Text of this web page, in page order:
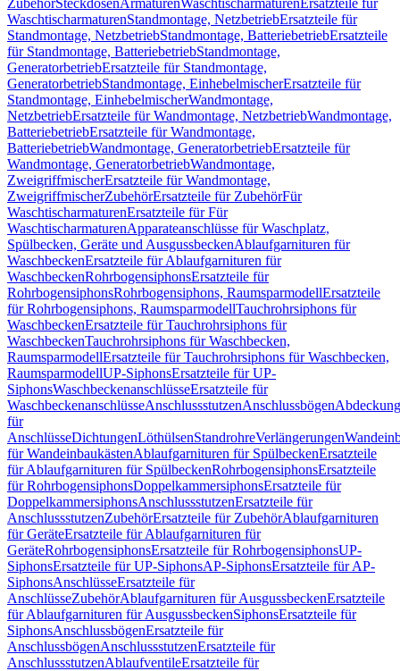
ZubehörSteckdosenArmaturenWaschtischarmaturen Ersatzteile für
WaschtischarmaturenStandmontage, NetzbetriebErsatzteile für
Standmontage, NetzbetriebStandmontage, BatteriebetriebErsatzteile
für Standmontage, BatteriebetriebStandmontage,
GeneratorbetriebErsatzteile für Standmontage,
GeneratorbetriebStandmontage, EinhebelmischerErsatzteile für
Standmontage, EinhebelmischerWandmontage,
NetzbetriebErsatzteile für Wandmontage, NetzbetriebWandmontage,
BatteriebetriebErsatzteile für Wandmontage,
BatteriebetriebWandmontage, GeneratorbetriebErsatzteile für
Wandmontage, GeneratorbetriebWandmontage,
ZweigriffmischerErsatzteile für Wandmontage,
ZweigriffmischerZubehörErsatzteile für ZubehörFür
WaschtischarmaturenErsatzteile für Für
WaschtischarmaturenApparateanschlüsse für Waschplatz,
Spülbecken, Geräte und AusgussbeckenAblaufgarnituren für
WaschbeckenErsatzteile für Ablaufgarnituren für
WaschbeckenRohrbogensiphonsErsatzteile für
RohrbogensiphonsRohrbogensiphons, RaumsparmodellErsatzteile
für Rohrbogensiphons, RaumsparmodellTauchrohrsiphons für
WaschbeckenErsatzteile für Tauchrohrsiphons für
WaschbeckenTauchrohrsiphons für Waschbecken,
RaumsparmodellErsatzteile für Tauchrohrsiphons für Waschbecken,
RaumsparmodellUP-SiphonsErsatzteile für UP-
SiphonsWaschbeckenanschlüsseErsatzteile für
WaschbeckenanschlüsseAnschlussstutzenAnschlussbögen
für
AnschlüsseDichtungenLöthülsenStandrohreVerlängerungen
für WandeinbaukästenAblaufgarnituren für SpülbeckenErsatzteile
für Ablaufgarnituren für SpülbeckenRohrbogensiphonsErsatzteile
für RohrbogensiphonsDoppelkammersiphonsErsatzteile für
DoppelkammersiphonsAnschlussstutzenErsatzteile für
AnschlussstutzenZubehörErsatzteile für ZubehörAblaufgarnituren
für GeräteErsatzteile für Ablaufgarnituren für
GeräteRohrbogensiphonsErsatzteile für RohrbogensiphonsUP-
SiphonsErsatzteile für UP-SiphonsAP-SiphonsErsatzteile für AP-
SiphonsAnschlüsseErsatzteile für
AnschlüsseZubehörAblaufgarnituren für AusgussbeckenErsatzteile
für Ablaufgarnituren für AusgussbeckenSiphonsErsatzteile für
SiphonsAnschlussbögenErsatzteile für
AnschlussbögenAnschlussstutzenErsatzteile für
AnschlussstutzenAblaufventileErsatzteile für